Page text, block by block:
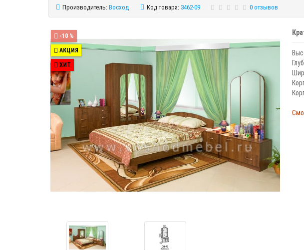
Производитель: Восход Код товара: 3462-09 0 отзывов
-10 %
АКЦИЯ
ХИТ